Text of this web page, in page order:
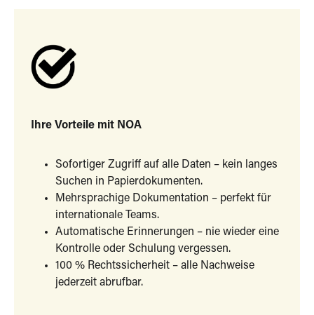
Ihre Vorteile mit NOA
Sofortiger Zugriff auf alle Daten – kein langes
Suchen in Papierdokumenten.
Mehrsprachige Dokumentation – perfekt für
internationale Teams.
Automatische Erinnerungen – nie wieder eine
Kontrolle oder Schulung vergessen.
100 % Rechtssicherheit – alle Nachweise
jederzeit abrufbar.